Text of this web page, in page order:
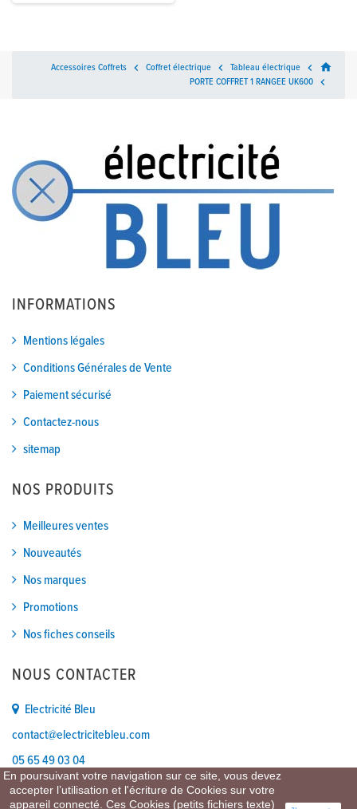
home

Tableau électrique

Coffret électrique

Accessoires Coffrets

PORTE COFFRET 1 RANGEE UK600
INFORMATIONS
Mentions légales
Conditions Générales de Vente
Paiement sécurisé
Contactez-nous
sitemap
NOS PRODUITS
Meilleures ventes
Nouveautés
Nos marques
Promotions
Nos fiches conseils
NOUS CONTACTER
Electricité Bleu
contact@electricitebleu.com
05 65 49 03 04
En poursuivant votre navigation sur ce site, vous devez
accepter l’utilisation et l'écriture de Cookies sur votre
appareil connecté. Ces Cookies (petits fichiers texte)